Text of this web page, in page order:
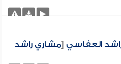
العفاسي [مشاري راشد